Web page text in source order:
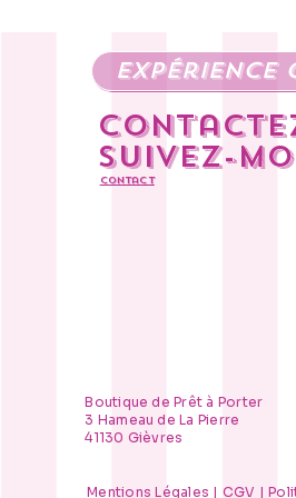
Boutique de Prêt à Porter
3 Hameau de La Pierre
41130 Gièvres
Mentions Légales | CGV |
Contact
suivez-
expérience